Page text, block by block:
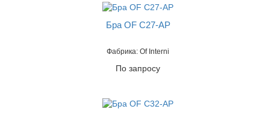
Бра OF C27-AP
Фабрика: Of Interni
По запросу